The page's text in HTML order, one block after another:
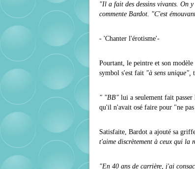
"Il a fait des dessins vivants. On
commente Bardot. "C'est
- 'Chanter l'érotisme'-
Pourtant, le peintre et son
symbol s'est fait "à sens unique",
" "BB" lui a seulement fait
qu'il n'avait osé faire pour "ne
Satisfaite, Bardot a ajouté sa
t'aime discrètement à ceux qui la
"En 40 ans de carrière, j'ai